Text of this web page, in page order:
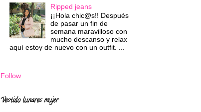
Ripped jeans
¡¡Hola chic@s!! Después
de pasar un fin de
semana maravilloso con
mucho descanso y relax
aquí estoy de nuevo con un outfit. ...
Follow
Vestido lunares mujer